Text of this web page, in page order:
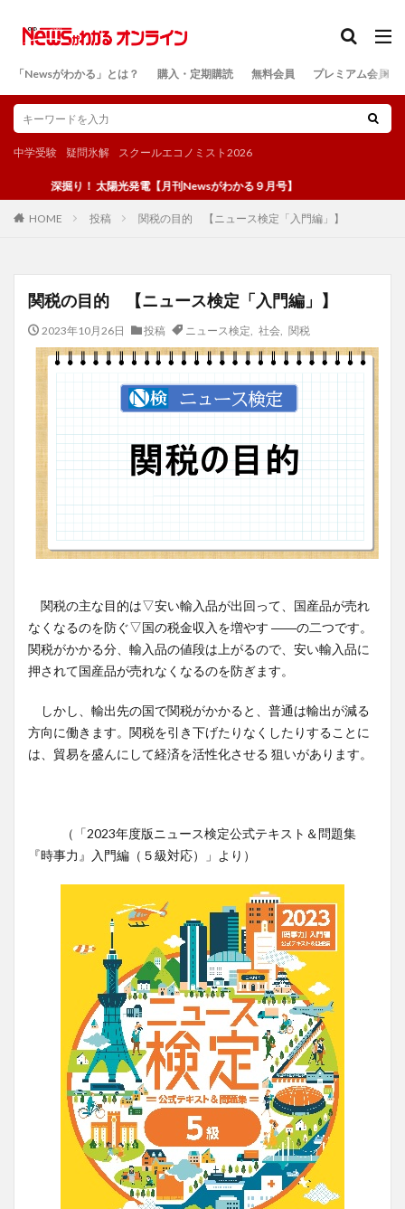
「Newsがわかる」とは？ 購入・定期購読 無料会員 プレミアム会員
中学受験 疑問氷解 スクールエコノミスト2026
深掘り！ 太陽光発電【月刊Newsがわかる９月号】
HOME 投稿 関税の目的 【ニュース検定「入門編」】
関税の目的 【ニュース検定「入門編」】
2023年10月26日 投稿 ニュース検定 社会, 関税
関税の主な目的は▽安い輸入品が出回って、国産品が売れ
なくなるのを防ぐ▽国の税金収入を増やす ――の二つです。
関税がかかる分、輸入品の値段は上がるので、安い輸入品に
押されて国産品が売れなくなるのを防ぎます。
しかし、輸出先の国で関税がかかると、普通は輸出が減る
方向に働きます。関税を引き下げたりなくしたりすることに
は、貿易を盛んにして経済を活性化させる 狙いがあります。
（「2023年度版ニュース検定公式テキスト＆問題集
『時事力』入門編（５級対応）」より）
検索